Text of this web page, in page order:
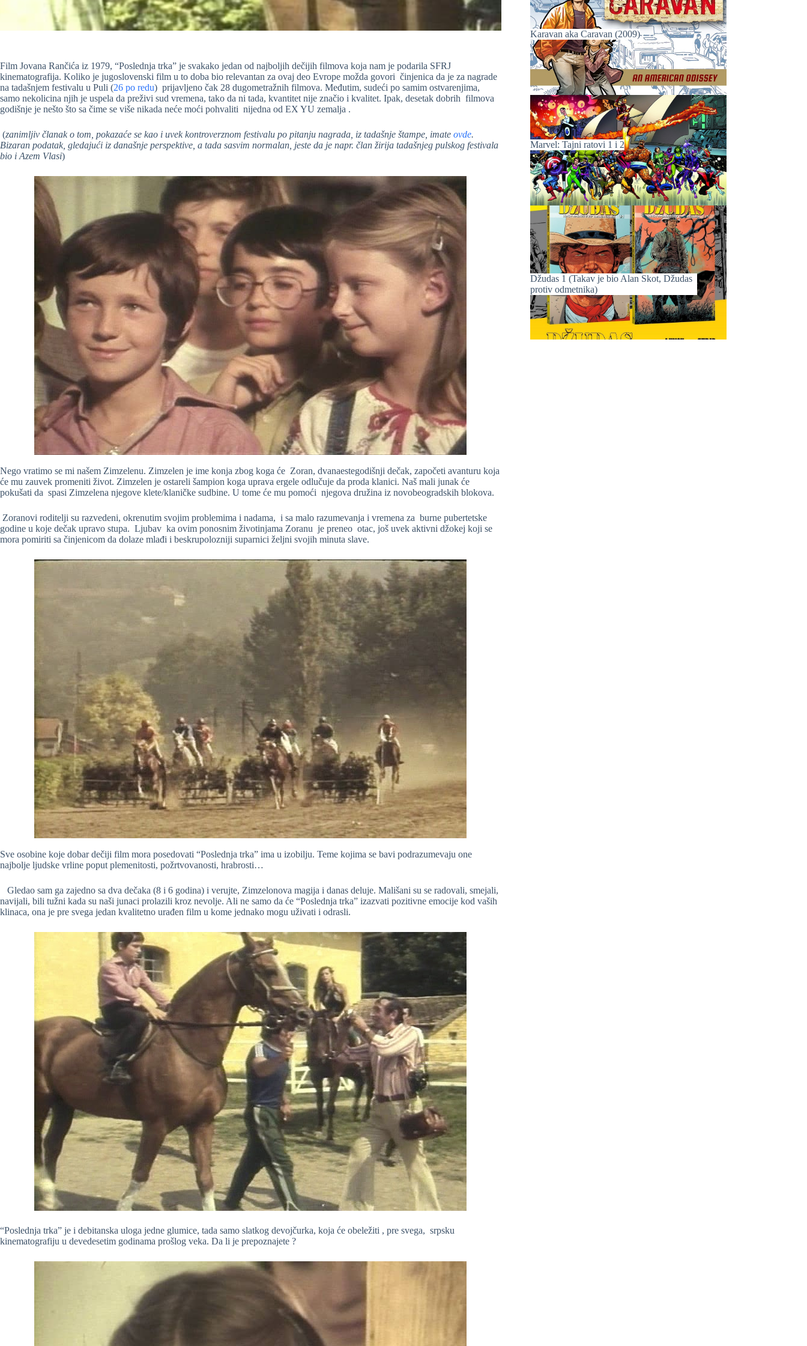
Film Jovana Rančića iz 1979, “Poslednja trka” je svakako jedan od najboljih dečijih filmova koja nam je podarila SFRJ
kinematografija. Koliko je jugoslovenski film u to doba bio relevantan za ovaj deo Evrope možda govori činjenica da je za nagrade
na tadašnjem festivalu u Puli (26 po redu) prijavljeno čak 28 dugometražnih filmova. Međutim, sudeći po samim ostvarenjima,
samo nekolicina njih je uspela da preživi sud vremena, tako da ni tada, kvantitet nije značio i kvalitet. Ipak, desetak dobrih filmova
godišnje je nešto što sa čime se više nikada neće moći pohvaliti nijedna od EX YU zemalja .
(zanimljiv članak o tom, pokazaće se kao i uvek kontroverznom festivalu po pitanju nagrada, iz tadašnje štampe, imate ovde.
Bizaran podatak, gledajući iz današnje perspektive, a tada sasvim normalan, jeste da je napr. član žirija tadašnjeg pulskog festivala
bio i Azem Vlasi)
Nego vratimo se mi našem Zimzelenu. Zimzelen je ime konja zbog koga će Zoran, dvanaestegodišnji dečak, započeti avanturu koja
će mu zauvek promeniti život. Zimzelen je ostareli šampion koga uprava ergele odlučuje da proda klanici. Naš mali junak će
pokušati da spasi Zimzelena njegove klete/klaničke sudbine. U tome će mu pomoći njegova družina iz novobeogradskih blokova.
Zoranovi roditelji su razvedeni, okrenutim svojim problemima i nadama, i sa malo razumevanja i vremena za burne pubertetske
godine u koje dečak upravo stupa. Ljubav ka ovim ponosnim životinjama Zoranu je preneo otac, još uvek aktivni džokej koji se
mora pomiriti sa činjenicom da dolaze mlađi i beskrupolozniji suparnici željni svojih minuta slave.
Sve osobine koje dobar dečiji film mora posedovati “Poslednja trka” ima u izobilju. Teme kojima se bavi podrazumevaju one
najbolje ljudske vrline poput plemenitosti, požrtvovanosti, hrabrosti…
Gledao sam ga zajedno sa dva dečaka (8 i 6 godina) i verujte, Zimzelonova magija i danas deluje. Mališani su se radovali, smejali,
navijali, bili tužni kada su naši junaci prolazili kroz nevolje. Ali ne samo da će “Poslednja trka” izazvati pozitivne emocije kod vaših
klinaca, ona je pre svega jedan kvalitetno urađen film u kome jednako mogu uživati i odrasli.
“Poslednja trka” je i debitanska uloga jedne glumice, tada samo slatkog devojčurka, koja će obeležiti , pre svega, srpsku
kinematografiju u devedesetim godinama prošlog veka. Da li je prepoznajete ?
Karavan aka Caravan (2009)
Marvel: Tajni ratovi 1 i 2
Džudas 1 (Takav je bio Alan Skot, Džudas
protiv odmetnika)